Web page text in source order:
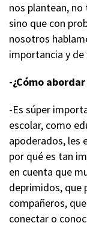
nos plantean,
sino que con
nosotros
importancia y de
-¿Cómo
-Es súper
escolar, como
apoderados, les
por qué es tan
en cuenta que
deprimidos, que
compañeros,
conectar o